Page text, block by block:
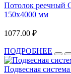
Потолок реечный
150х4000 мм
1077.00 ₽
ПОДРОБНЕЕ
Подвесная